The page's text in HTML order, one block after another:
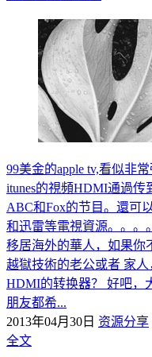
99美金的apple tv,看似非
itunes的視頻HDMI通過传
ABC和Fox的节目。還可
和迅雷等電視資源。。。
移居海外的華人，如果你
越獄技術的老公或者 家
HDMI的转换器？ 好吧，
朋友都希...
2013年04月30日 资源分享
全文